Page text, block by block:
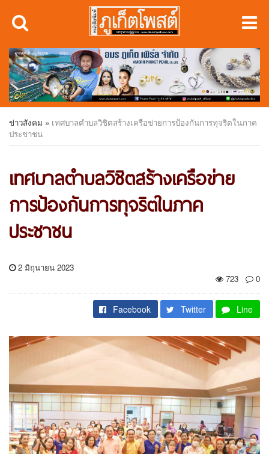
ข่าวสังคม » เทศบาลตำบลวิชิตสร้างเครือข่ายการป้องกันการทุจริตในภาค
ประชาชน
เทศบาลตำบลวิชิตสร้างเครือข่าย
การป้องกันการทุจริตในภาค
ประชาชน
2 มิถุนายน 2023
723
0
Facebook Twitter Line